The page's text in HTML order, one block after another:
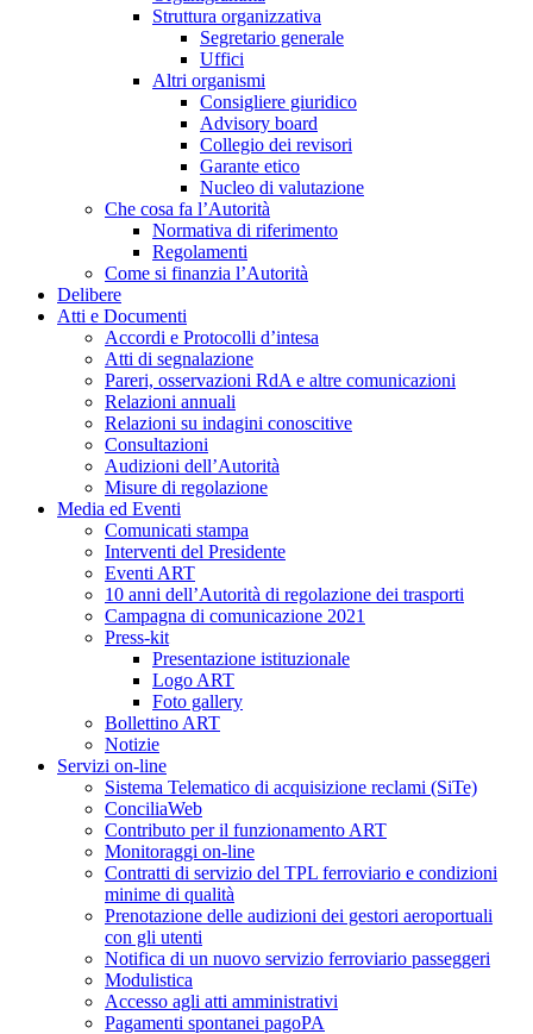
Struttura organizzativa
Segretario generale
Uffici
Altri organismi
Consigliere giuridico
Advisory board
Collegio dei revisori
Garante etico
Nucleo di valutazione
Che cosa fa l’Autorità
Normativa di riferimento
Regolamenti
Come si finanzia l’Autorità
Delibere
Atti e Documenti
Accordi e Protocolli d’intesa
Atti di segnalazione
Pareri, osservazioni RdA e altre comunicazioni
Relazioni annuali
Relazioni su indagini conoscitive
Consultazioni
Audizioni dell’Autorità
Misure di regolazione
Media ed Eventi
Comunicati stampa
Interventi del Presidente
Eventi ART
10 anni dell’Autorità di regolazione dei trasporti
Campagna di comunicazione 2021
Press-kit
Presentazione istituzionale
Logo ART
Foto gallery
Bollettino ART
Notizie
Servizi on-line
Sistema Telematico di acquisizione reclami (SiTe)
ConciliaWeb
Contributo per il funzionamento ART
Monitoraggi on-line
Contratti di servizio del TPL ferroviario e condizioni
minime di qualità
Prenotazione delle audizioni dei gestori aeroportuali
con gli utenti
Notifica di un nuovo servizio ferroviario passeggeri
Modulistica
Accesso agli atti amministrativi
Pagamenti spontanei pagoPA